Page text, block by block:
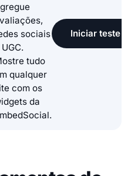
sociais
tudo
qualquer
com os
da
Iniciar teste